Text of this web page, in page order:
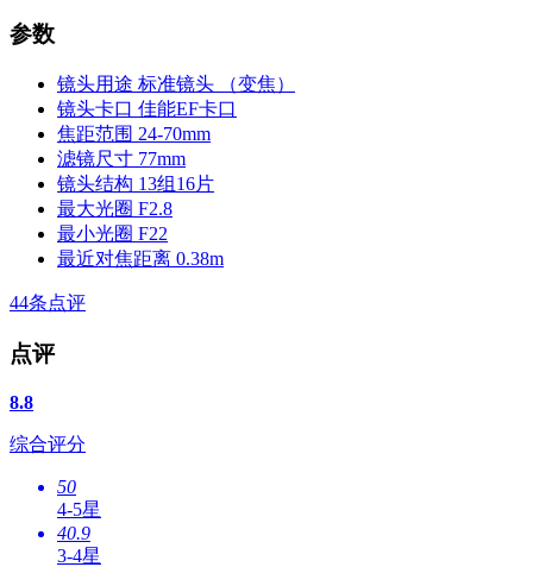
参数
镜头用途 标准镜头 （变焦）
镜头卡口 佳能EF卡口
焦距范围 24-70mm
滤镜尺寸 77mm
镜头结构 13组16片
最大光圈 F2.8
最小光圈 F22
最近对焦距离 0.38m
44条点评
点评
8.8
综合评分
50
4-5星
40.9
3-4星